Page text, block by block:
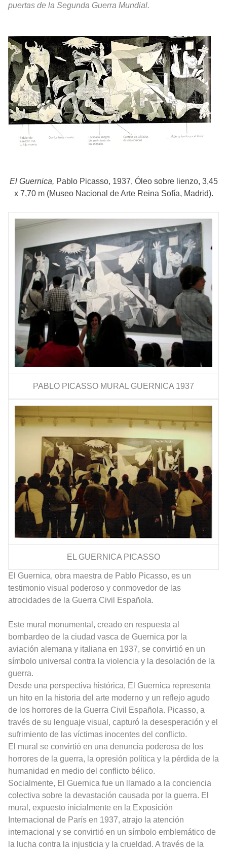
puertas de la Segunda Guerra Mundial.
El Guernica, Pablo Picasso, 1937, Óleo sobre lienzo, 3,45
x 7,70 m (Museo Nacional de Arte Reina Sofía, Madrid).
PABLO PICASSO MURAL GUERNICA 1937
EL GUERNICA PICASSO
El Guernica, obra maestra de Pablo Picasso, es un
testimonio visual poderoso y conmovedor de las
atrocidades de la Guerra Civil Española.
Este mural monumental, creado en respuesta al
bombardeo de la ciudad vasca de Guernica por la
aviación alemana y italiana en 1937, se convirtió en un
símbolo universal contra la violencia y la desolación de la
guerra.
Desde una perspectiva histórica, El Guernica representa
un hito en la historia del arte moderno y un reflejo agudo
de los horrores de la Guerra Civil Española. Picasso, a
través de su lenguaje visual, capturó la desesperación y el
sufrimiento de las víctimas inocentes del conflicto.
El mural se convirtió en una denuncia poderosa de los
horrores de la guerra, la opresión política y la pérdida de la
humanidad en medio del conflicto bélico.
Socialmente, El Guernica fue un llamado a la conciencia
colectiva sobre la devastación causada por la guerra. El
mural, expuesto inicialmente en la Exposición
Internacional de París en 1937, atrajo la atención
internacional y se convirtió en un símbolo emblemático de
la lucha contra la injusticia y la crueldad. A través de la